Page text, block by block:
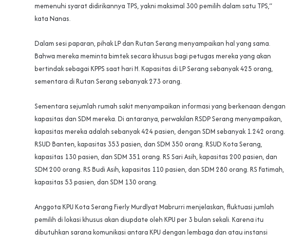
memenuhi syarat didirikannya TPS, yakni maksimal 300 pemilih dalam satu TPS,”
kata Nanas.
Dalam sesi paparan, pihak LP dan Rutan Serang menyampaikan hal yang sama.
Bahwa mereka meminta bimtek secara khusus bagi petugas mereka yang akan
bertindak sebagai KPPS saat hari H. Kapasitas di LP Serang sebanyak 425 orang,
sementara di Rutan Serang sebanyak 273 orang.
Sementara sejumlah rumah sakit menyampaikan informasi yang berkenaan dengan
kapasitas dan SDM mereka. Di antaranya, perwakilan RSDP Serang menyampaikan,
kapasitas mereka adalah sebanyak 424 pasien, dengan SDM sebanyak 1.242 orang.
RSUD Banten, kapasitas 353 pasien, dan SDM 350 orang. RSUD Kota Serang,
kapasitas 130 pasien, dan SDM 351 orang. RS Sari Asih, kapasitas 200 pasien, dan
SDM 200 orang. RS Budi Asih, kapasitas 110 pasien, dan SDM 280 orang. RS Fatimah,
kapasitas 53 pasien, dan SDM 130 orang.
Anggota KPU Kota Serang Fierly Murdlyat Mabrurri menjelaskan, fluktuasi jumlah
pemilih di lokasi khusus akan diupdate oleh KPU per 3 bulan sekali. Karena itu
dibutuhkan sarana komunikasi antara KPU dengan lembaga dan atau instansi